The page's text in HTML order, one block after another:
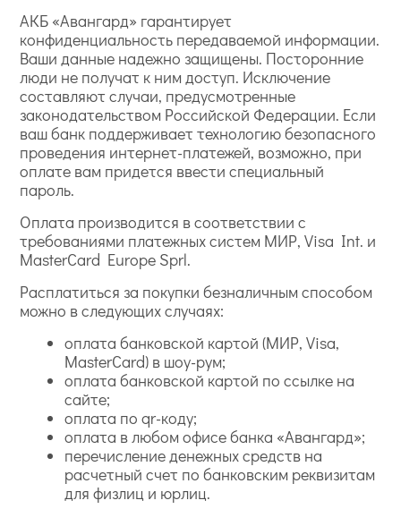
АКБ «Авангард» гарантирует
конфиденциальность передаваемой информации.
Ваши данные надежно защищены. Посторонние
люди не получат к ним доступ. Исключение
составляют случаи, предусмотренные
законодательством Российской Федерации. Если
ваш банк поддерживает технологию безопасного
проведения интернет-платежей, возможно, при
оплате вам придется ввести специальный
пароль.
Оплата производится в соответствии с
требованиями платежных систем МИР, Visa Int. и
MasterCard Europe Sprl.
Расплатиться за покупки безналичным способом
можно в следующих случаях:
оплата банковской картой (МИР, Visa,
MasterCard) в шоу-рум;
оплата банковской картой по ссылке на
сайте;
оплата по qr-коду;
оплата в любом офисе банка «Авангард»;
перечисление денежных средств на
расчетный счет по банковским реквизитам
для физлиц и юрлиц.